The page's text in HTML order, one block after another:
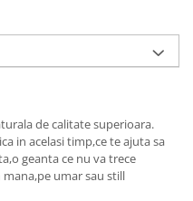
de calitate superioara.
in acelasi timp,ce te ajuta sa
geanta ce nu va trece
umar sau still